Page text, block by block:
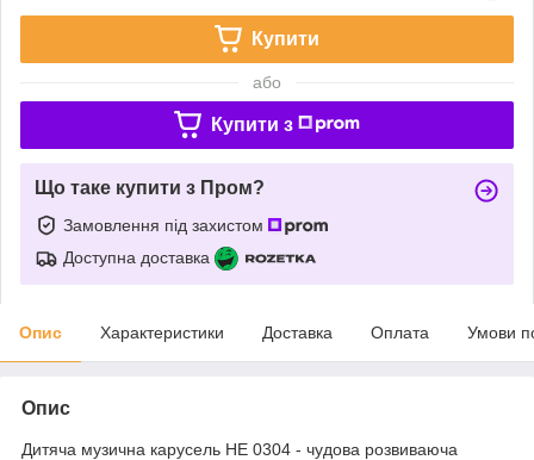
Купити
або
Купити з
Що таке купити з Пром?
Замовлення під захистом
Доступна доставка
Опис Характеристики Доставка Оплата Умови
Опис
Дитяча музична карусель НЕ 0304 - чудова розвиваюча